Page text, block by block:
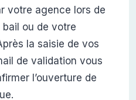
votre agence lors de
ou de votre
la saisie de vos
de validation vous
l’ouverture de